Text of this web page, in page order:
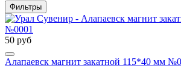
Фильтры
50 руб
Алапаевск магнит закатной 115*40 мм